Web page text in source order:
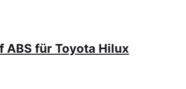
für Toyota Hilux